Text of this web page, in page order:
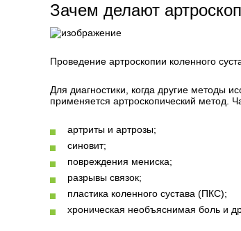
Зачем делают
Проведение артроскопии коленного
Для диагностики, когда другие методы
применяется артроскопический метод.
артриты и артрозы;
синовит;
повреждения мениска;
разрывы связок;
пластика коленного сустава (ПКС);
хроническая необъяснимая боль и